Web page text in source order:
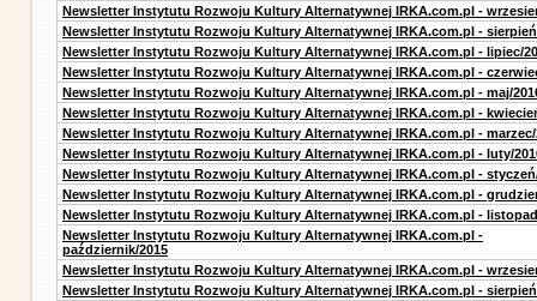
Newsletter Instytutu Rozwoju Kultury Alternatywnej IRKA.com.pl -
Newsletter Instytutu Rozwoju Kultury Alternatywnej IRKA.com.pl -
Newsletter Instytutu Rozwoju Kultury Alternatywnej IRKA.com.pl - lipiec/
Newsletter Instytutu Rozwoju Kultury Alternatywnej IRKA.com.pl -
Newsletter Instytutu Rozwoju Kultury Alternatywnej IRKA.com.pl - maj/
Newsletter Instytutu Rozwoju Kultury Alternatywnej IRKA.com.pl -
Newsletter Instytutu Rozwoju Kultury Alternatywnej IRKA.com.pl - marzec/
Newsletter Instytutu Rozwoju Kultury Alternatywnej IRKA.com.pl - luty/
Newsletter Instytutu Rozwoju Kultury Alternatywnej IRKA.com.pl -
Newsletter Instytutu Rozwoju Kultury Alternatywnej IRKA.com.pl -
Newsletter Instytutu Rozwoju Kultury Alternatywnej IRKA.com.pl -
Newsletter Instytutu Rozwoju Kultury Alternatywnej IRKA.com.pl -
październik/2015
Newsletter Instytutu Rozwoju Kultury Alternatywnej IRKA.com.pl -
Newsletter Instytutu Rozwoju Kultury Alternatywnej IRKA.com.pl -